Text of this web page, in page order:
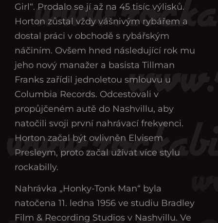
Girl“. Prodalo se jí až na 45 tisíc výlisků.
Horton zůstal vždy vášnivým rybářem a
dostal práci v obchodě s rybářským
náčiním. Ovšem hned následující rok mu
jeho nový manažer a basista Tillman
Franks zařídil jednoletou smlouvu u
Columbia Records. Odcestovali v
propůjčeném autě do Nashvillu, aby
natočili svoji první nahrávací frekvenci.
Horton začal být ovlivněn Elvisem
Presleym, proto začal užívat více stylu
rockabilly.
Nahrávka „Honky-Tonk Man“ byla
natočena 11. ledna 1956 ve studiu Bradley
Film & Recording Studios v Nashvillu. Ve